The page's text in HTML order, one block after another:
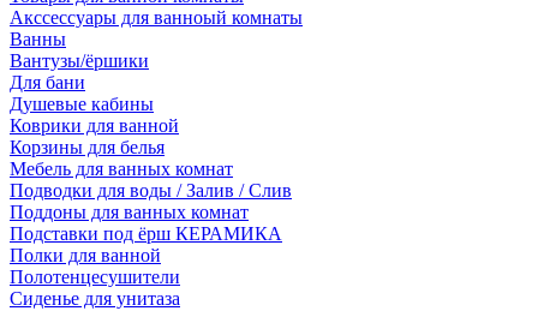
Акссессуары для ванноый комнаты
Ванны
Вантузы/ёршики
Для бани
Душевые кабины
Коврики для ванной
Корзины для белья
Мебель для ванных комнат
Подводки для воды / Залив / Слив
Поддоны для ванных комнат
Подставки под ёрш КЕРАМИКА
Полки для ванной
Полотенцесушители
Сиденье для унитаза